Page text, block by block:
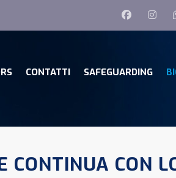
CONTATTI SAFEGUARDING
CONTINUA CON